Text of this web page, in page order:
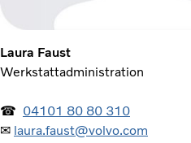
Laura Faust
Werkstattadministration
☎ 04101 80 80 310
✉ laura.faust@volvo.com